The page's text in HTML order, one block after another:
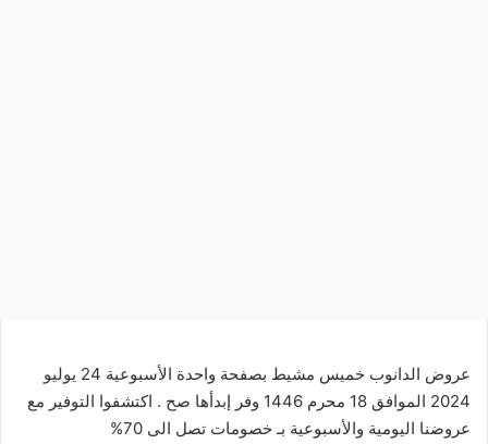
عروض الدانوب خميس مشيط بصفحة واحدة الأسبوعية 24 يوليو
2024 الموافق 18 محرم 1446 وفر إبدأها صح . اكتشفوا التوفير مع
عروضنا اليومية والأسبوعية بـ خصومات تصل الى 70%